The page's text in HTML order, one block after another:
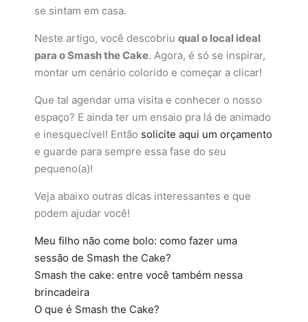
se sintam em casa.
Neste artigo, você descobriu qual o local ideal
para o Smash the Cake. Agora, é só se inspirar,
montar um cenário colorido e começar a clicar!
Que tal agendar uma visita e conhecer o nosso
espaço? E ainda ter um ensaio pra lá de animado
e inesquecível! Então solicite aqui um orçamento
e guarde para sempre essa fase do seu
pequeno(a)!
Veja abaixo outras dicas interessantes e que
podem ajudar você!
Meu filho não come bolo: como fazer uma
sessão de Smash the Cake?
Smash the cake: entre você também nessa
brincadeira
O que é Smash the Cake?